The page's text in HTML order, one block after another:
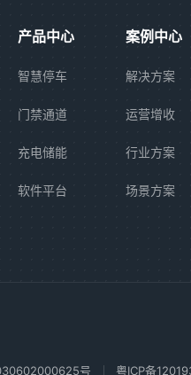
产品中心
智慧停车
门禁通道
充电储能
软件平台
案例中心
解决方案
运营增收
行业方案
场景方案
号 粤ICP备